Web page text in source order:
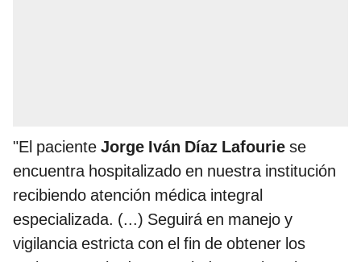
"El paciente Jorge Iván Díaz Lafourie se
encuentra hospitalizado en nuestra institución
recibiendo atención médica integral
especializada. (...) Seguirá en manejo y
vigilancia estricta con el fin de obtener los